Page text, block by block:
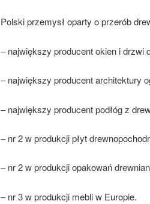
Polski przemysł oparty o przerób
– największy producent okien i drzwi
– największy producent architektury
– największy producent podłóg z
– nr 2 w produkcji płyt
– nr 2 w produkcji opakowań
– nr 3 w produkcji mebli w Europie.